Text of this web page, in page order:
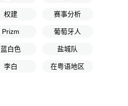
权建 赛事分析
Prizm 葡萄牙人
蓝白色 盐城队
李白 在粤语地区